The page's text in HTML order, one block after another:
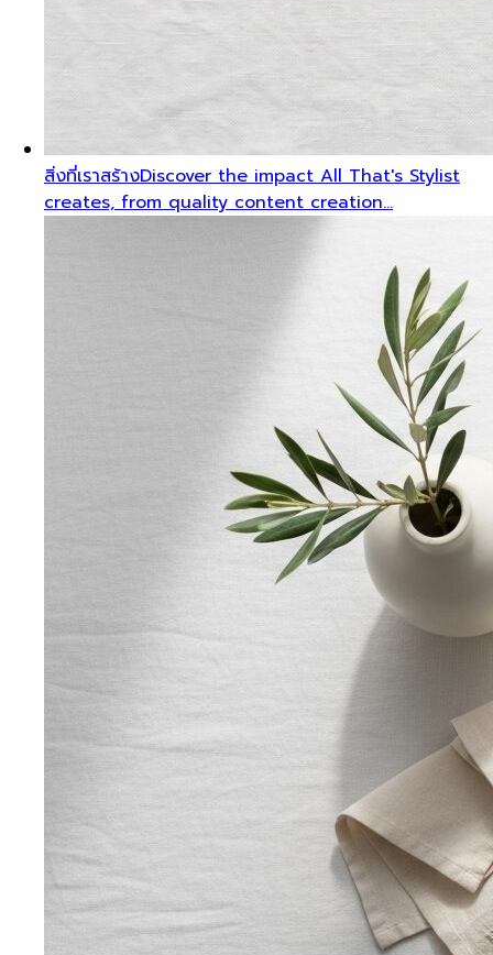
สิ่งที่เราสร้างDiscover the impact All That's Stylist
creates, from quality content creation…